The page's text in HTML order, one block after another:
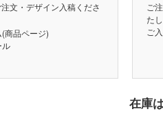
文・デザイン入稿くださ
商品ページ)
ル
ご
た
ご
在庫